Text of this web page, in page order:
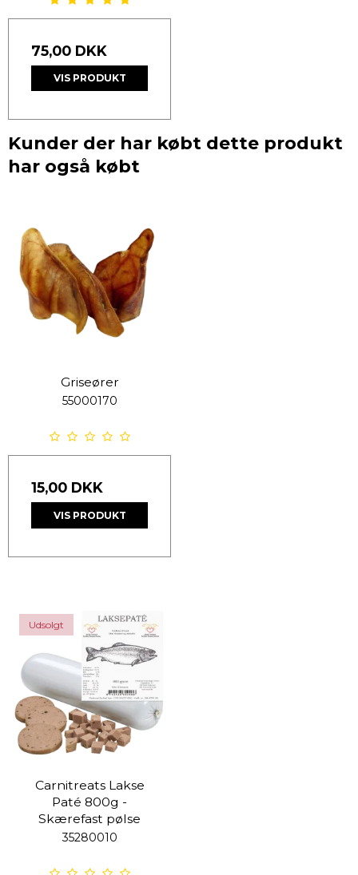
75,00 DKK
VIS PRODUKT
Kunder der har købt dette produkt
har også købt
Griseører
55000170
15,00 DKK
VIS PRODUKT
Udsolgt
Carnitreats Lakse
Paté 800g -
Skærefast pølse
35280010